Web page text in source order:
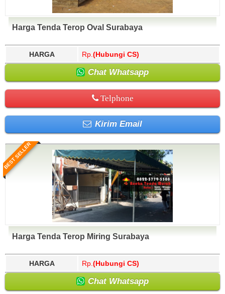
Harga Tenda Terop Oval Surabaya
HARGA Rp. (Hubungi CS)
Chat Whatsapp
Telphone
Kirim Email
BEST SELLER
Harga Tenda Terop Miring Surabaya
HARGA Rp. (Hubungi CS)
Chat Whatsapp